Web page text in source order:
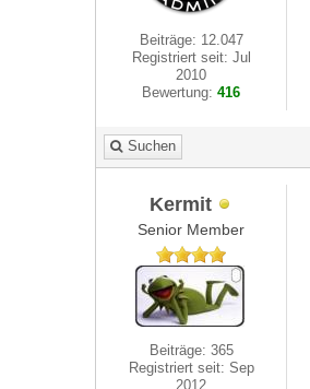
Beiträge: 12.047
Registriert seit: Jul
2010
Bewertung:416
Suchen
Kermit
Senior Member
Beiträge: 365
Registriert seit: Sep
2012